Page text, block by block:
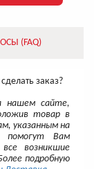
(FAQ)
заказ?
нашем сайте,
товар в
указанным на
помогут Вам
возникшие
подробную